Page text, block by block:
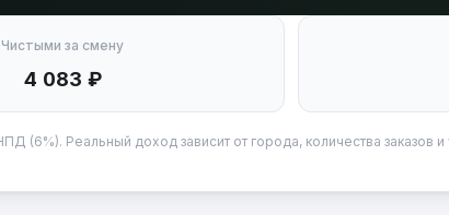
Чистыми за смену
4 083 ₽
(6%). Реальный доход зависит от города, количества заказов